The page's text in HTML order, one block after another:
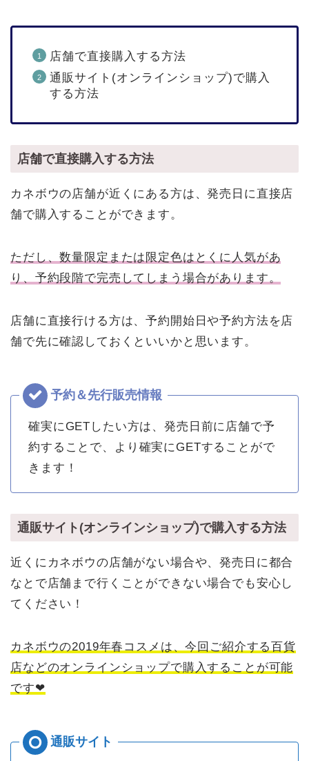
店舗で直接購入する方法
通販サイト(オンラインショップ)で購入
する方法
店舗で直接購入する方法
カネボウの店舗が近くにある方は、発売日に直接店
舗で購入することができます。
ただし、数量限定または限定色はとくに人気があ
り、予約段階で完売してしまう場合があります。
店舗に直接行ける方は、予約開始日や予約方法を店
舗で先に確認しておくといいかと思います。
確実にGETしたい方は、発売日前に店舗で予
約することで、より確実にGETすることがで
きます！
通販サイト(オンラインショップ)で購入する方法
近くにカネボウの店舗がない場合や、発売日に都合
なとで店舗まで行くことができない場合でも安心し
てください！
カネボウの2019年春コスメは、今回ご紹介する百貨
店などのオンラインショップで購入することが可能
です❤